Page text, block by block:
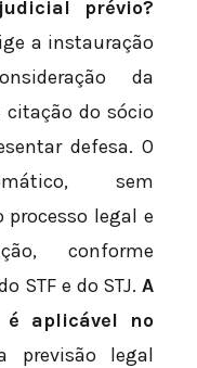
prévio?
a instauração
da
citação do sócio
defesa. O
sem
legal e
conforme
STF e do STJ. A
é aplicável no
previsão legal